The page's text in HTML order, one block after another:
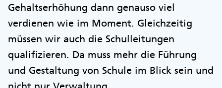
Gehaltserhöhung dann genauso viel
verdienen wie im Moment. Gleichzeitig
müssen wir auch die Schulleitungen
qualifizieren. Da muss mehr die Führung
und Gestaltung von Schule im Blick sein und